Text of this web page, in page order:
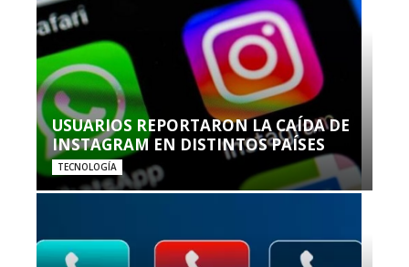
USUARIOS REPORTARON LA CAÍDA DE
INSTAGRAM EN DISTINTOS PAÍSES
TECNOLOGÍA